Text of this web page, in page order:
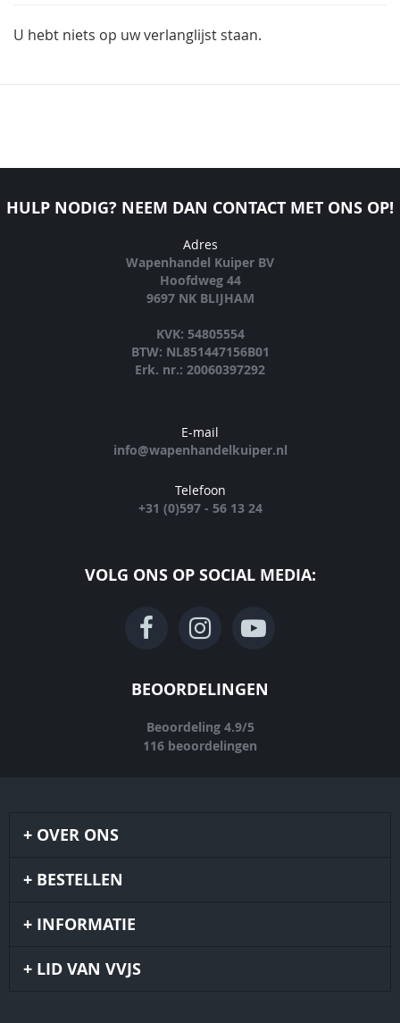
U hebt niets op uw verlanglijst staan.
HULP NODIG? NEEM DAN CONTACT MET ONS OP!
Adres
Wapenhandel Kuiper BV
Hoofdweg 44
9697 NK BLIJHAM
KVK: 54805554
BTW: NL851447156B01
Erk. nr.: 20060397292
E-mail
info@wapenhandelkuiper.nl
Telefoon
+31 (0)597 - 56 13 24
VOLG ONS OP SOCIAL MEDIA:
BEOORDELINGEN
Beoordeling 4.9/5
116 beoordelingen
OVER ONS
BESTELLEN
INFORMATIE
LID VAN VVJS